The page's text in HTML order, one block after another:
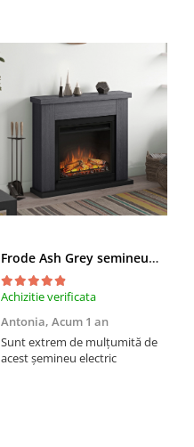
Frode Ash Grey semineu electric gri
Achizitie verificata
Antonia, Acum 1 an
Sunt extrem de mulțumită de
acest șemineu electric